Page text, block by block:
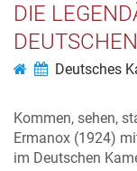
DIE
Deutsches
Kommen, sehen,
Ermanox (1924)
im Deutschen